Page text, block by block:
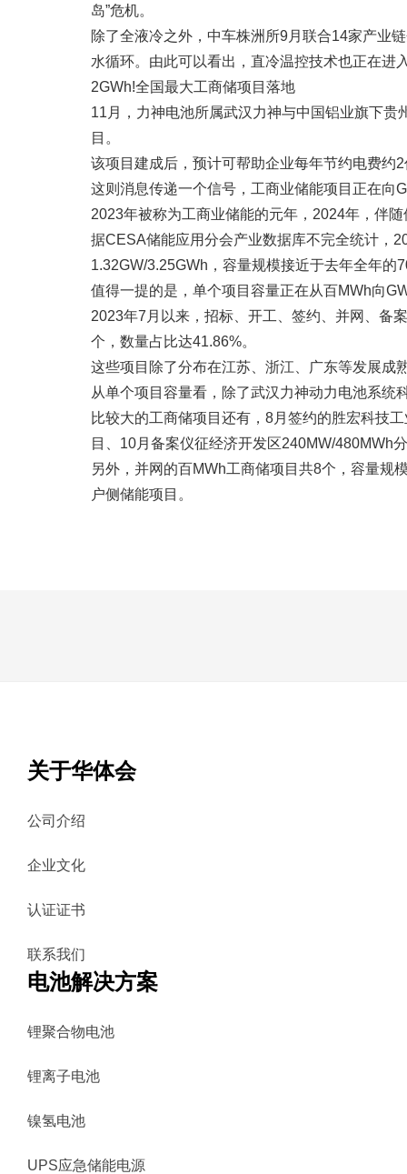
岛”危机。
除了全液冷之外，中车株洲所9月联合14家产业
水循环。由此可以看出，直冷温控技术也正在进
2GWh!全国最大工商储项目落地
11月，力神电池所属武汉力神与中国铝业旗下
目。
该项目建成后，预计可帮助企业每年节约电费约
这则消息传递一个信号，工商业储能项目正在向
2023年被称为工商业储能的元年，2024年，伴
据CESA储能应用分会产业数据库不完全统计，
1.32GW/3.25GWh，容量规模接近于去年全年的
值得一提的是，单个项目容量正在从百MWh向
2023年7月以来，招标、开工、签约、并网、备
个，数量占比达41.86%。
这些项目除了分布在江苏、浙江、广东等发展成
从单个项目容量看，除了武汉力神动力电池系
比较大的工商储项目还有，8月签约的胜宏科技
目、10月备案仪征经济开发区240MW/480MWh
另外，并网的百MWh工商储项目共8个，容量规
户侧储能项目。
关于华体会
公司介绍
企业文化
认证证书
联系我们
电池解决方案
锂聚合物电池
锂离子电池
镍氢电池
UPS应急储能电源